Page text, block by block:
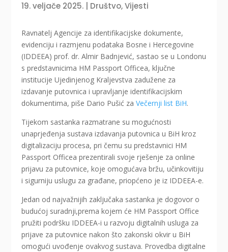
19. veljače 2025. Društvo,Vijesti
Ravnatelj Agencije za identifikacijske dokumente,
evidenciju i razmjenu podataka Bosne i Hercegovine
(IDDEEA) prof. dr. Almir Badnjević, sastao se u Londonu
s predstavnicima HM Passport Officea, ključne
institucije Ujedinjenog Kraljevstva zadužene za
izdavanje putovnica i upravljanje identifikacijskim
dokumentima, piše Dario Pušić zaVečernji list BiH.
Tijekom sastanka razmatrane su mogućnosti
unaprjeđenja sustava izdavanja putovnica u BiH kroz
digitalizaciju procesa, pri čemu su predstavnici HM
Passport Officea prezentirali svoje rješenje za online
prijavu za putovnice, koje omogućava bržu, učinkovitiju
i sigurniju uslugu za građane, priopćeno je iz IDDEEA-e.
Jedan od najvažnijih zaključaka sastanka je dogovor o
budućoj suradnji,prema kojem će HM Passport Office
pružiti podršku IDDEEA-i u razvoju digitalnih usluga za
prijave za putovnice nakon što zakonski okvir u BiH
omogući uvođenje ovakvog sustava. Provedba digitalne